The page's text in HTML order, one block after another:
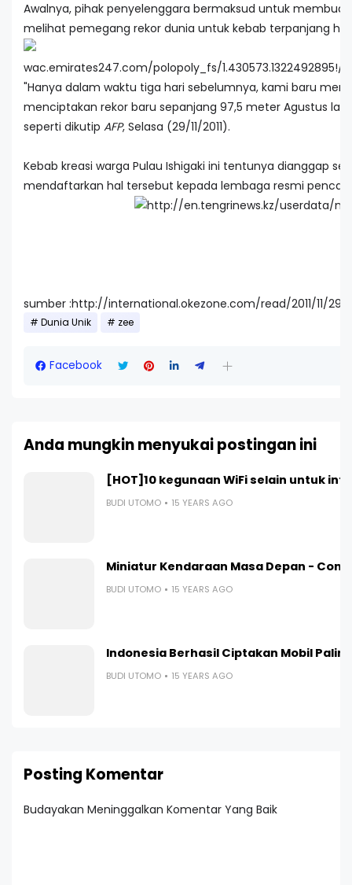
Awalnya, pihak penyelenggara bermaksud untuk
melihat pemegang rekor dunia untuk kebab terpanjang
"Hanya dalam waktu tiga hari sebelumnya, kami baru
menciptakan rekor baru sepanjang 97,5 meter Agustus
seperti dikutip AFP, Selasa (29/11/2011).
Kebab kreasi warga Pulau Ishigaki ini tentunya dianggap
mendaftarkan hal tersebut kepada lembaga resmi
sumber :http://international.okezone.com/read/2011/11/
Dunia Unik zee
Facebook
Anda mungkin menyukai postingan ini
[HOT]10 kegunaan WiFi selain untuk
BUDI UTOMO 15 YEARS AGO
Miniatur Kendaraan Masa Depan -
BUDI UTOMO 15 YEARS AGO
Indonesia Berhasil Ciptakan Mobil
BUDI UTOMO 15 YEARS AGO
Posting Komentar
Budayakan Meninggalkan Komentar Yang Baik